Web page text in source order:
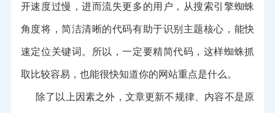
开速度过慢，进而流失更多的用户，从搜索引擎蜘蛛
角度将，简洁清晰的代码有助于识别主题核心，能快
速定位关键词。所以，一定要精简代码，这样蜘蛛抓
取比较容易，也能很快知道你的网站重点是什么。
除了以上因素之外，文章更新不规律、内容不是原